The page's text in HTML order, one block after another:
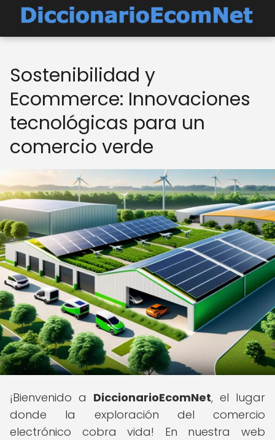
Sostenibilidad y
Ecommerce: Innovaciones
tecnológicas para un
comercio verde
¡Bienvenido a DiccionarioEcomNet, el lugar
donde la exploración del comercio
electrónico cobra vida! En nuestra web